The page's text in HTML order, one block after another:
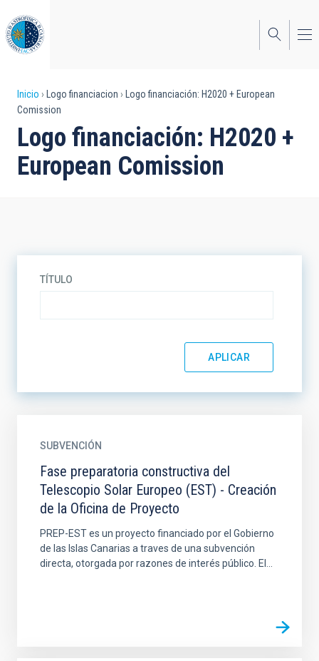
al
contenido
principal
Sobrescribir
enlaces
de
ayuda
Inicio Logo financiacion
Logo financiación: H2020 + European
Comission
Logo financiación: H2020 +
European Comission
TÍTULO
SUBVENCIÓN
Fase preparatoria constructiva del
Telescopio Solar Europeo (EST) - Creación
de la Oficina de Proyecto
PREP-EST es un proyecto financiado por el Gobierno
de las Islas Canarias a traves de una subvención
directa, otorgada por razones de interés público. El...